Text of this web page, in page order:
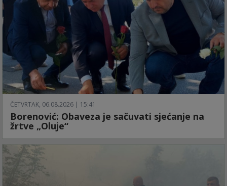
ČETVRTAK, 06.08.2026 | 15:41
Borenović: Obaveza je sačuvati sjećanje na
žrtve „Oluje“